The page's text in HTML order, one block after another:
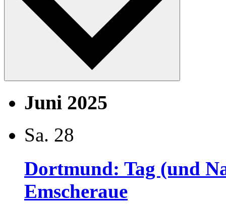
Juni 2025
Sa. 28
Dortmund: Tag (und
Emscheraue